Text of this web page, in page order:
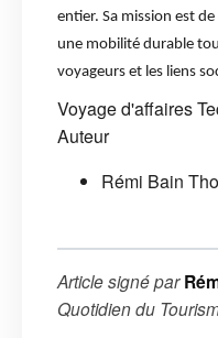
entier. Sa mission est
une mobilité durable
voyageurs et les liens
Voyage d'affaires
Auteur
Rémi Bain
Article signé par
Quotidien du